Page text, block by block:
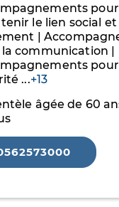
le lien social
|
communication |
...+13
âgée de 60